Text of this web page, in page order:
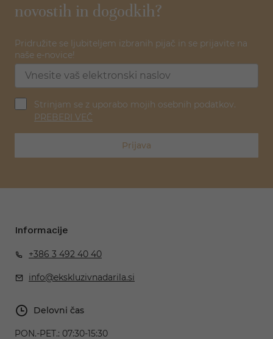
novostih in dogodkih?
Pridružite se ljubiteljem izbranih pijač in se prijavite na
naše e-novice!
Strinjam se z uporabo mojih osebnih podatkov.
PREBERI VEČ
Prijava
Informacije
+386 3 492 40 40
info@ekskluzivnadarila.si
Delovni čas
PON.-PET.: 07:30-15:30